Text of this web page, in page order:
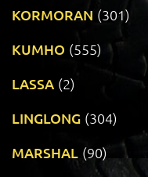
KORMORAN (301)
KUMHO (555)
LASSA (2)
LINGLONG (304)
MARSHAL (90)